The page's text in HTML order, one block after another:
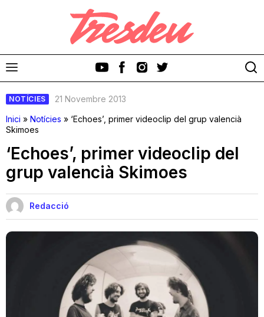
Discos
Videoclips
Cinema i Televisió
Festivals
Teatre
NOTÍCIES
21 Novembre 2013
Inici » Notícies » ‘Echoes’, primer videoclip del grup valencià
Skimoes
‘Echoes’, primer videoclip del
grup valencià Skimoes
Redacció